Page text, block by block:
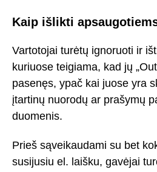
Kaip išlikti
Vartotojai turėtų ignoruoti ir
kuriuose teigiama, kad jų
pasenęs, ypač kai juose yra
įtartinų nuorodų ar prašymų
duomenis.
Prieš sąveikaudami su bet
susijusiu el. laišku, gavėjai